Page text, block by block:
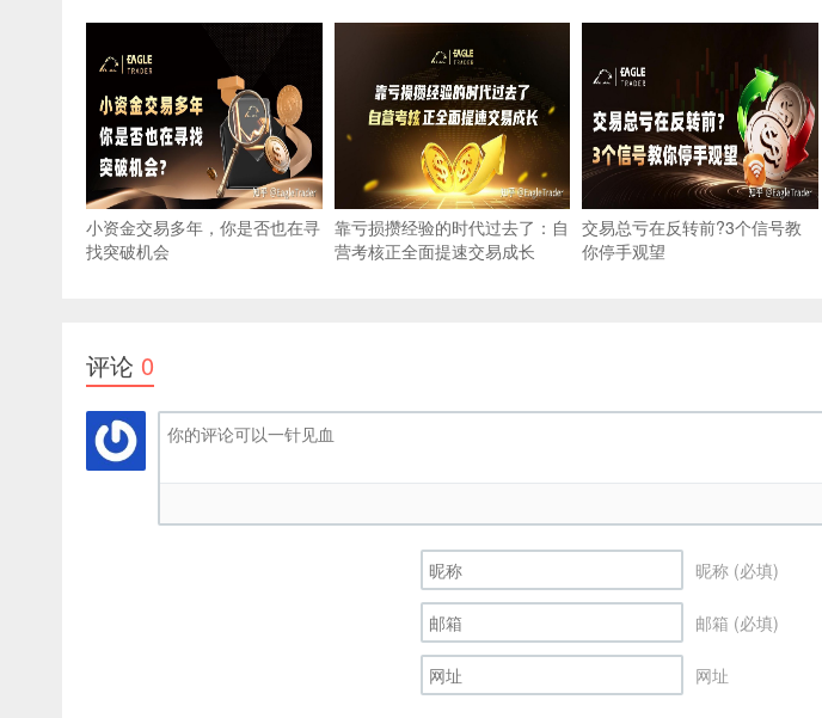
小资金交易多年，你是否也在寻
找突破机会
靠亏损攒经验的时代过去了：自
营考核正全面提速交易成长
交易总亏在反转前?3个信号教
你停手观望
评论 0
昵称 (必填)
邮箱 (必填)
网址